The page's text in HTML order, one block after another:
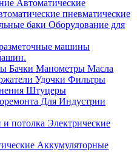
Автоматические
пневматические
баки Оборудование для
машины
Бачки Манометры Масла
Удочки Фильтры
Штуцеры
Для Индустрии
и потолка Электрические
Аккумуляторные